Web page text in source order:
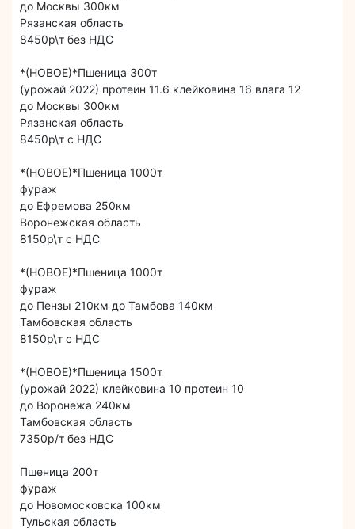
до Москвы 300км
Рязанская область
8450р\т без НДС
*(НОВОЕ)*Пшеница 300т
(урожай 2022) протеин 11.6 клейковина 16 влага 12
до Москвы 300км
Рязанская область
8450р\т с НДС
*(НОВОЕ)*Пшеница 1000т
фураж
до Ефремова 250км
Воронежская область
8150р\т с НДС
*(НОВОЕ)*Пшеница 1000т
фураж
до Пензы 210км до Тамбова 140км
Тамбовская область
8150р\т с НДС
*(НОВОЕ)*Пшеница 1500т
(урожай 2022) клейковина 10 протеин 10
до Воронежа 240км
Тамбовская область
7350р/т без НДС
Пшеница 200т
фураж
до Новомосковска 100км
Тульская область